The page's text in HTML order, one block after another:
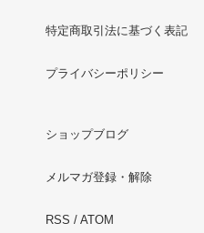
特定商取引法に基づく表記
プライバシーポリシー
ショップブログ
メルマガ登録・解除
RSS / ATOM